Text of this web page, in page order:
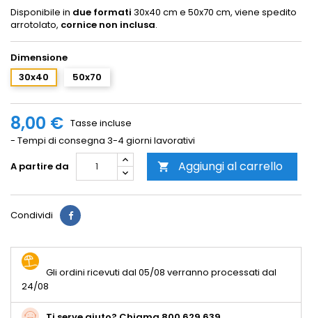
Disponibile in due formati 30x40 cm e 50x70 cm, viene spedito
arrotolato, cornice non inclusa.
Dimensione
30x40
50x70
8,00 € Tasse incluse
- Tempi di consegna 3-4 giorni lavorativi
A partire da
 Aggiungi al carrello
Condividi
Gli ordini ricevuti dal 05/08 verranno processati dal
24/08